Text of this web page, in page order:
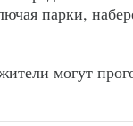
парки,
могут